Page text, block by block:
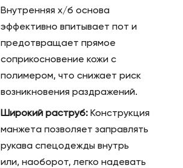
Внутренняя х/б основа
эффективно впитывает пот и
предотвращает прямое
соприкосновение кожи с
полимером, что снижает риск
возникновения раздражений.
Широкий раструб: Конструкция
манжета позволяет заправлять
рукава спецодежды внутрь
или, наоборот, легко надевать